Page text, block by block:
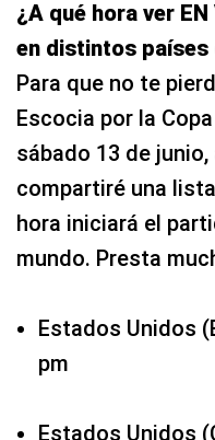
¿A qué hora ver
en distintos países
Para que no te
Escocia por la
sábado 13 de
compartiré una
hora iniciará el
mundo. Presta
Estados Unidos
Estados Unidos